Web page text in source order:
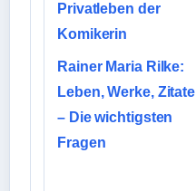
Privatleben der
Komikerin
Rainer Maria Rilke:
Leben, Werke, Zitate
– Die wichtigsten
Fragen